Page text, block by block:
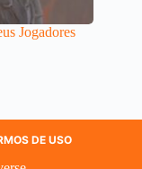
Jogadores
DE USO